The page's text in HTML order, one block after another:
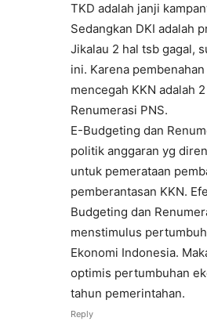
TKD adalah janji
Sedangkan DKI adalah
Jikalau 2 hal tsb gagal,
ini. Karena
mencegah KKN adalah
Renumerasi PNS.
E-Budgeting dan
politik anggaran yg
untuk pemerataan
pemberantasan KKN.
Budgeting dan
menstimulus
Ekonomi Indonesia.
optimis pertumbuhan
tahun pemerintahan.
Reply